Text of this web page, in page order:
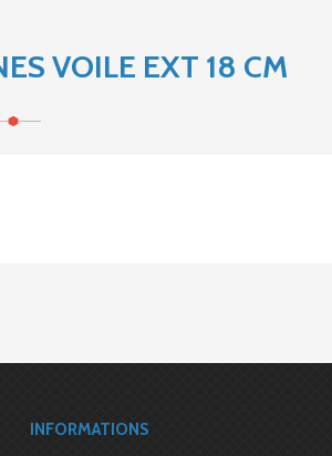
VOILE EXT 18 CM
INFORMATIONS